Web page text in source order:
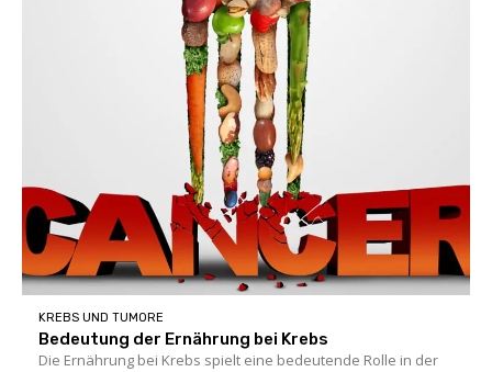
KREBS UND TUMORE
Bedeutung der Ernährung bei Krebs
Die Ernährung bei Krebs spielt eine bedeutende Rolle in der